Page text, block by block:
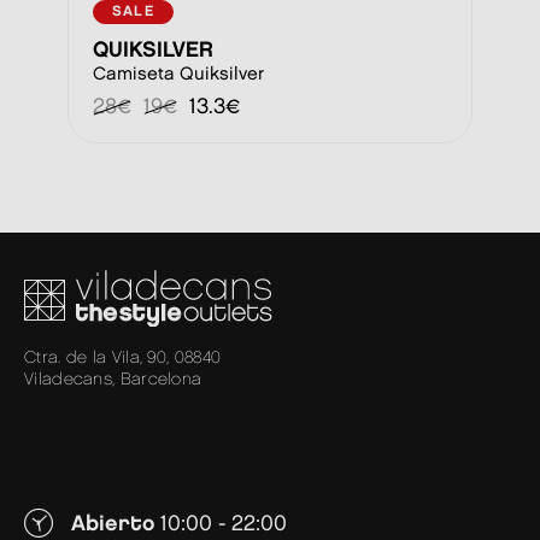
SALE
QUIKSILVER
Camiseta Quiksilver
28€ 19€ 13.3€
Ctra. de la Vila, 90, 08840
Viladecans, Barcelona
Abierto 10:00 - 22:00